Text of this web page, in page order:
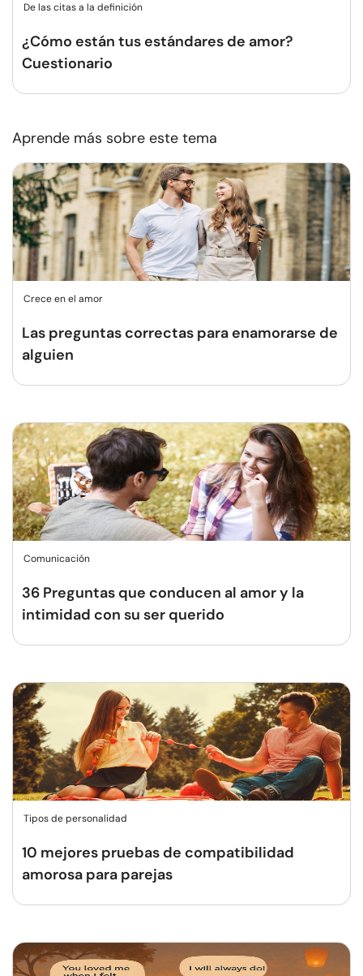
De las citas a la definición
¿Cómo están tus estándares de amor?
Cuestionario
Aprende más sobre este tema
Crece en el amor
Las preguntas correctas para enamorarse de
alguien
Comunicación
36 Preguntas que conducen al amor y la
intimidad con su ser querido
Tipos de personalidad
10 mejores pruebas de compatibilidad
amorosa para parejas